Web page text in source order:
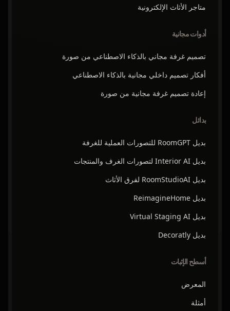
متاجر الأثاث الإلكترونية
أدوات مجانية
تصميم غرفة مجاني بالذكاء الاصطناعي من صورة
أفكار تصميم داخلي مجانية بالذكاء الاصطناعي
إعادة تصميم غرفة مجانية من صورة
بدائل
بديل RoomGPT للتصورات العملية للغرفة
بديل Interior AI لتصورات الغرف والمنتجات
بديل RoomStudioAI لفرق الأثاث
بديل ReimagineHome
بديل Virtual Staging AI
بديل Decoratly
أسطح الإثبات
المعرض
أمثلة